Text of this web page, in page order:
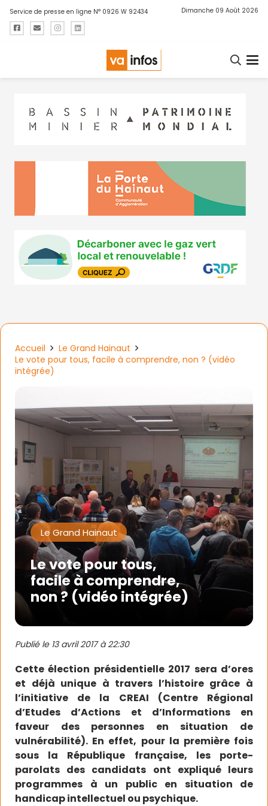
Service de presse en ligne N° 0926 W 92434 Dimanche 09 Août 2026
Accueil
Le Grand Hainaut
Le vote pour tous, facile à comprendre, non ? (vidéo
intégrée)
Le Grand Hainaut
Le vote pour tous,
facile à comprendre,
non ? (vidéo intégrée)
Publié le 13 avril 2017 à 22:30
Cette élection présidentielle 2017 sera d’ores
et déjà unique à travers l’histoire grâce à
l’initiative de la CREAI (Centre Régional
d’Etudes d’Actions et d’Informations en
faveur des personnes en situation de
vulnérabilité). En effet, pour la première fois
sous la République française, les porte-
parolats des candidats ont expliqué leurs
programmes à un public en situation de
handicap intellectuel ou psychique.